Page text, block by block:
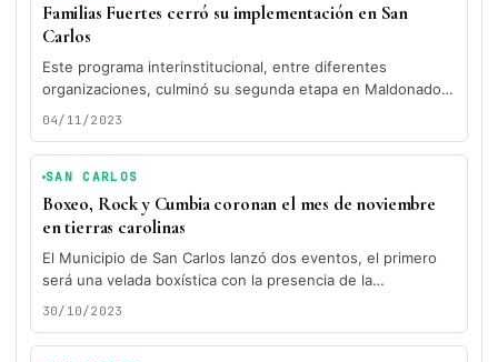
Familias Fuertes cerró su implementación en San
Carlos
Este programa interinstitucional, entre diferentes
organizaciones, culminó su segunda etapa en Maldonado
con San Carlos como eje en esta última...
04/11/2023
SAN CARLOS
Boxeo, Rock y Cumbia coronan el mes de noviembre
en tierras carolinas
El Municipio de San Carlos lanzó dos eventos, el primero
será una velada boxística con la presencia de la
Campeona...
30/10/2023